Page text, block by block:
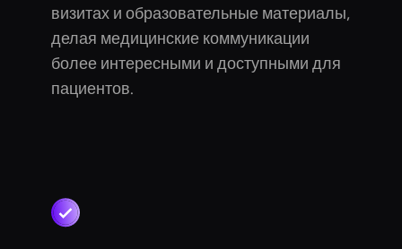
визитах и образовательные материалы,
делая медицинские коммуникации
более интересными и доступными для
пациентов.